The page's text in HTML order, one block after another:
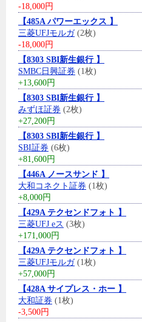
-18,000円
【485A パワーエックス 】
三菱UFJモルガ(2枚)
-18,000円
【8303 SBI新生銀行 】
SMBC日興証券 (1枚)
+13,600円
【8303 SBI新生銀行 】
みずほ証券 (2枚)
+27,200円
【8303 SBI新生銀行 】
SBI証券 (6枚)
+81,600円
【446A ノースサンド 】
大和コネクト証券 (1枚)
+8,000円
【429A テクセンドフォト 】
三菱UFJ eス (3枚)
+171,000円
【429A テクセンドフォト 】
三菱UFJモルガ(1枚)
+57,000円
【428A サイプレス・ホー 】
大和証券 (1枚)
-3,500円